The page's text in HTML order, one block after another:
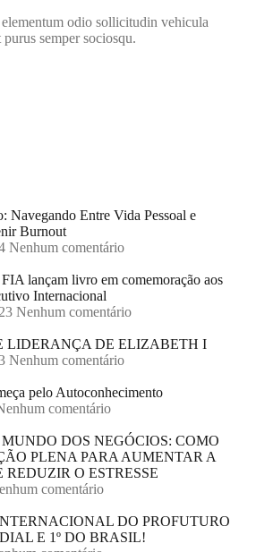
odio sollicitudin vehicula
semper sociosqu.
Navegando Entre Vida Pessoal e
Burnout
Nenhum comentário
lançam livro em comemoração aos
Internacional
Nenhum comentário
LIDERANÇA DE ELIZABETH I
Nenhum comentário
pelo Autoconhecimento
comentário
DOS NEGÓCIOS: COMO
PLENA PARA AUMENTAR A
O ESTRESSE
comentário
DO PROFUTURO
E 1º DO BRASIL!